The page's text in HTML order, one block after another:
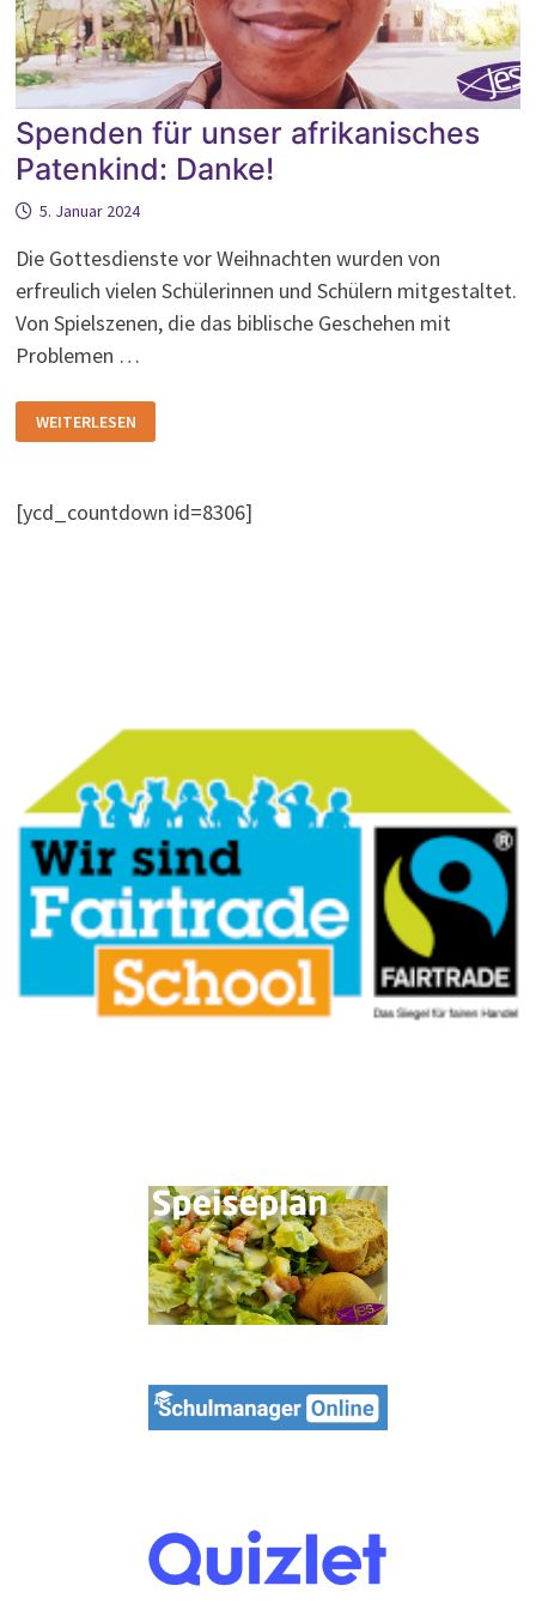
Spenden für unser afrikanisches
Patenkind: Danke!
5. Januar 2024
Die Gottesdienste vor Weihnachten wurden von
erfreulich vielen Schülerinnen und Schülern mitgestaltet.
Von Spielszenen, die das biblische Geschehen mit
Problemen …
FÜR
UNSER
WEITERLESEN
[ycd_countdown id=8306]